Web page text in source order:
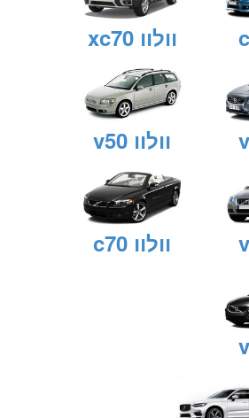
וולוו xc70
וולוו v50
וולוו c70